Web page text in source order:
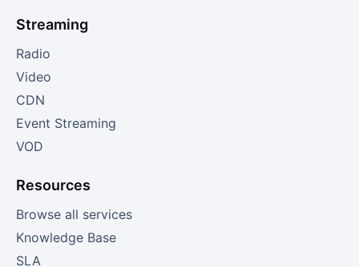
Streaming
Radio
Video
CDN
Event Streaming
VOD
Resources
Browse all services
Knowledge Base
SLA